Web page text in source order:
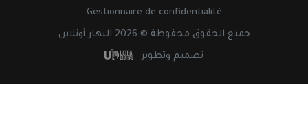
Gestionnaire de confidentialité
جميع الحقوق محفوظة © 2026 النهار أونلاين
تصميم وتطوير